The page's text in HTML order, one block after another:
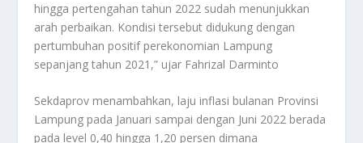
hingga pertengahan tahun 2022 sudah menunjukkan
arah perbaikan. Kondisi tersebut didukung dengan
pertumbuhan positif perekonomian Lampung
sepanjang tahun 2021,” ujar Fahrizal Darminto
Sekdaprov menambahkan, laju inflasi bulanan Provinsi
Lampung pada Januari sampai dengan Juni 2022 berada
pada level 0,40 hingga 1,20 persen dimana